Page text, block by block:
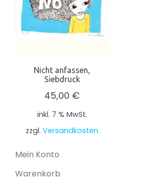
Nicht anfassen,
Siebdruck
45,00 €
inkl. 7 % MwSt.
zzgl.Versandkosten
Mein Konto
Warenkorb